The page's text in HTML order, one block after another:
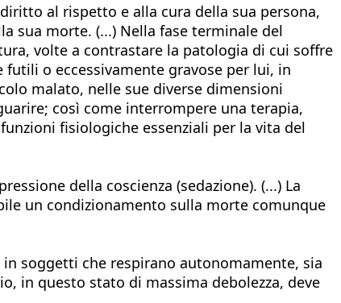
al rispetto e alla cura della sua persona,
sua morte. (...) Nella fase terminale del
volte a contrastare la patologia di cui soffre
o eccessivamente gravose per lui, in
malato, nelle sue diverse dimensioni
così come interrompere una terapia,
fisiologiche essenziali per la vita del
della coscienza (sedazione). (...) La
un condizionamento sulla morte comunque
soggetti che respirano autonomamente, sia
in questo stato di massima debolezza, deve